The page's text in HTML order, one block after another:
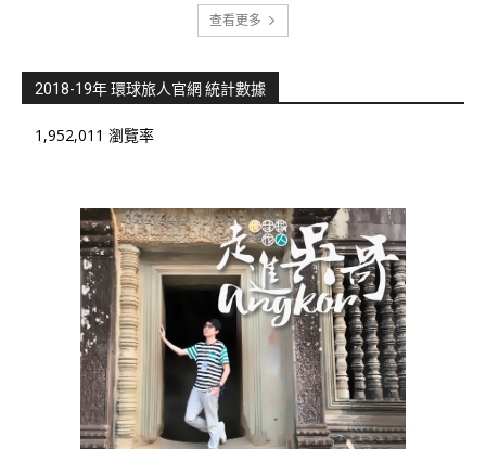
查看更多
2018-19年 環球旅人官網 統計數據
1,952,011 瀏覽率